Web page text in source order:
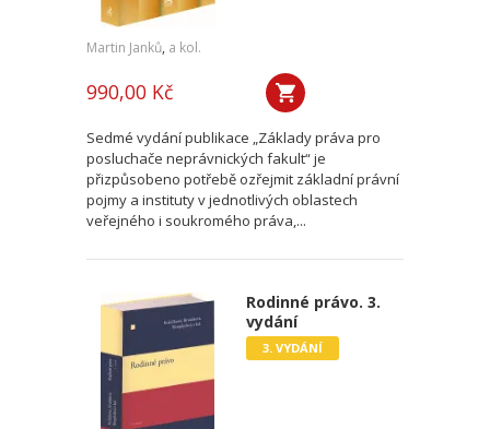
Martin Janků, a kol.
990,00 Kč
Sedmé vydání publikace „Základy práva pro
posluchače neprávnických fakult“ je
přizpůsobeno potřebě ozřejmit základní právní
pojmy a instituty v jednotlivých oblastech
veřejného i soukromého práva,...
Rodinné právo. 3.
vydání
3. VYDÁNÍ